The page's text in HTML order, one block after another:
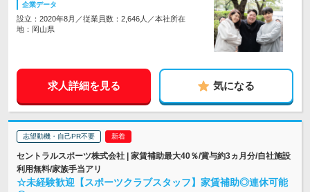
企業データ
設立：2020年8月／従業員数：2,646人／本社所在
地：岡山県
求人詳細を見る 気になる
志望動機・自己PR不要
セントラルスポーツ株式会社 | 家賃補助最大40％/賞与約3ヵ月分/自社施設
利用無料/家族手当アリ
☆未経験歓迎【スポーツクラブスタッフ】家賃補助◎連休可能